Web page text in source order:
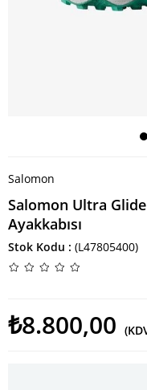
Salomon
Salomon Ultra
Ayakkabısı
Stok Kodu (L47805400)
₺8.800,00